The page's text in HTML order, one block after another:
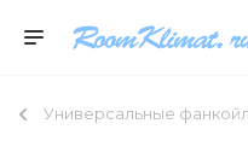
Универсальные